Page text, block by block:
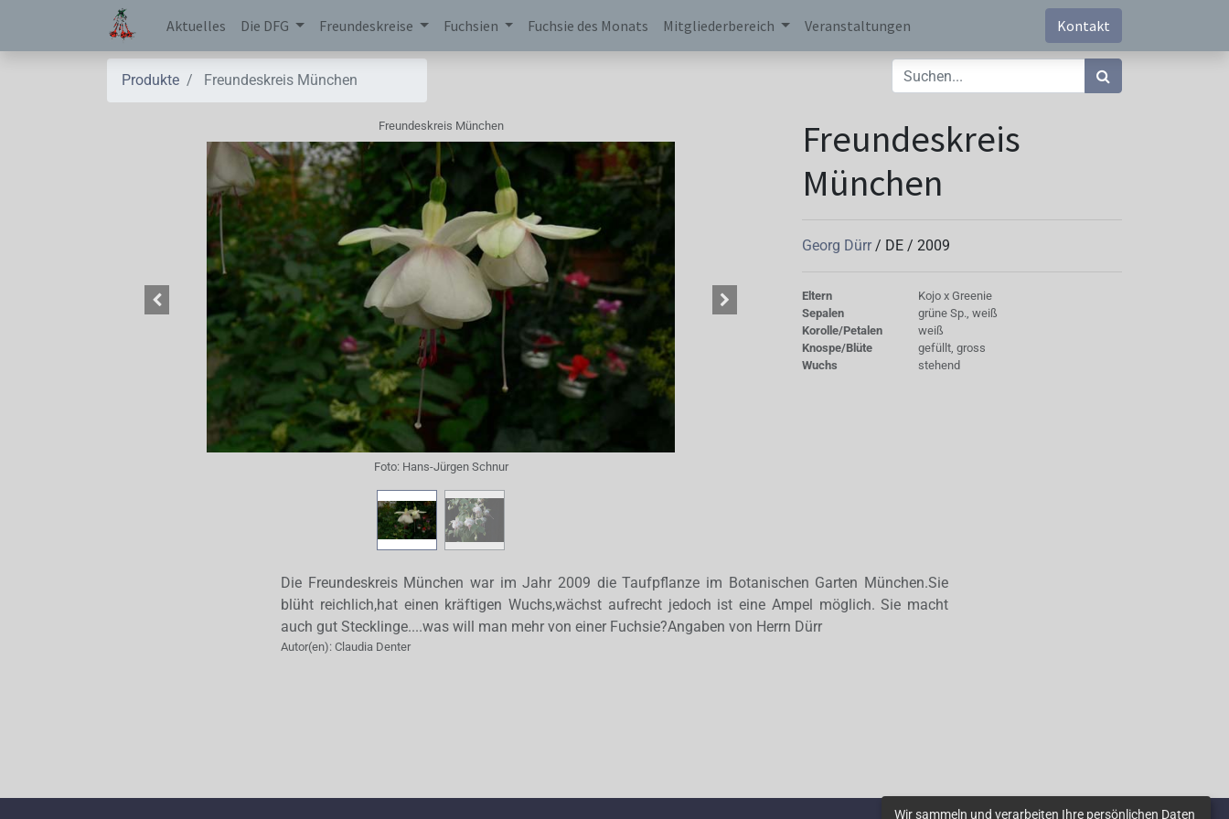
Aktuelles Die DFG Freundeskreise Fuchsien Fuchsie des Monats Mitgliederbereich Veranstaltungen Kontakt
Produkte Freundeskreis München
Freundeskreis München
Foto: Hans-Jürgen Schnur
Freundeskreis
München
Georg Dürr / DE / 2009
Eltern
Kojo x Greenie
Sepalen
grüne Sp., weiß
Korolle/Petalen
weiß
Knospe/Blüte
gefüllt, gross
Wuchs
stehend
Die Freundeskreis München war im Jahr 2009 die Taufpflanze im Botanischen Garten München.Sie
blüht reichlich,hat einen kräftigen Wuchs,wächst aufrecht jedoch ist eine Ampel möglich. Sie macht
auch gut Stecklinge....was will man mehr von einer Fuchsie?Angaben von Herrn Dürr
Autor(en): Claudia Denter
Wir sammeln und verarbeiten Ihre persönlichen Daten